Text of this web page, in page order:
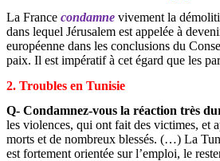
La France condamne vivement la
dans lequel Jérusalem est appelée à
européenne dans les conclusions du
paix. Il est impératif à cet égard que les
2. Troubles en Tunisie
Q- Condamnez-vous la réaction très
les violences, qui ont fait des victimes, et
morts et de nombreux blessés. (…) La
est fortement orientée sur l’emploi, le